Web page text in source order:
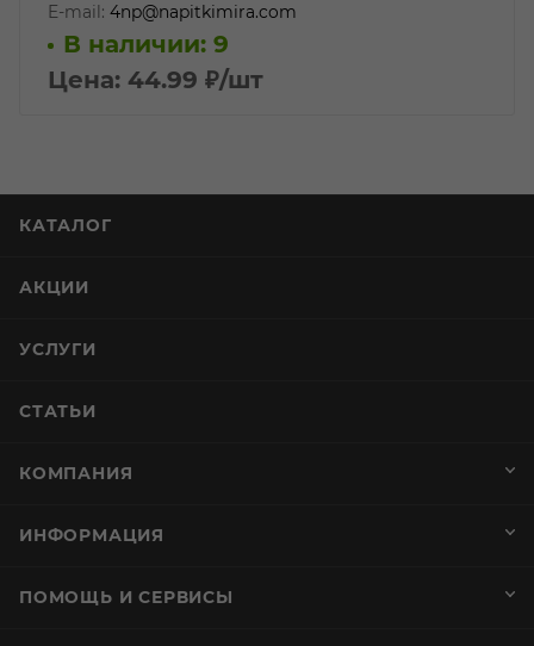
E-mail: 4np@napitkimira.com
В наличии: 9
Цена: 44.99 ₽/шт
КАТАЛОГ
АКЦИИ
УСЛУГИ
СТАТЬИ
КОМПАНИЯ
ИНФОРМАЦИЯ
ПОМОЩЬ И СЕРВИСЫ